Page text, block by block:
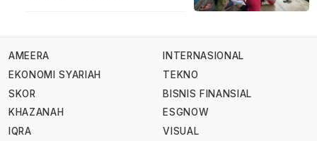
AMEERA
EKONOMI SYARIAH
SKOR
KHAZANAH
IQRA
INTERNASIONAL
TEKNO
BISNIS FINANSIAL
ESGNOW
VISUAL